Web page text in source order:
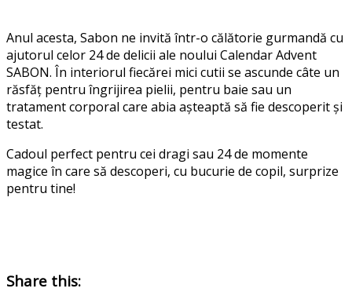
Anul acesta, Sabon ne invită într-o călătorie gurmandă cu
ajutorul celor 24 de delicii ale noului Calendar Advent
SABON. În interiorul fiecărei mici cutii se ascunde câte un
răsfăț pentru îngrijirea pielii, pentru baie sau un
tratament corporal care abia așteaptă să fie descoperitși
testat.
Cadoul perfect pentru cei dragi sau 24 de momente
magice în care să descoperi, cu bucurie de copil, surprize
pentru tine!
Share this: